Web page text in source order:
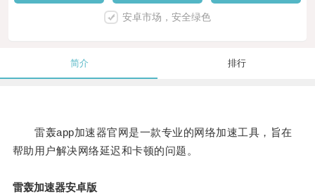
安卓市场，安全绿色
简介 排行
雷轰app加速器官网是一款专业的网络加速工具，旨在
帮助用户解决网络延迟和卡顿的问题。
雷轰加速器安卓版